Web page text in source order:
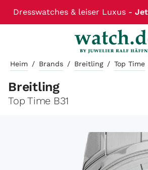
Dresswatches & leiser Luxus -
Heim / Brands / Breitling / Top Time
Breitling
Top Time B31